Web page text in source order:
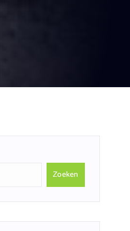
Zoeken